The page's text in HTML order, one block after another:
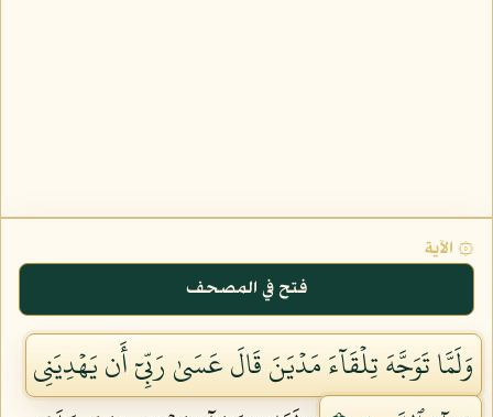
۞ الآية
فتح في المصحف
وَلَمَّا تَوَجَّهَ تِلۡقَآءَ مَدۡيَنَ قَالَ عَسَىٰ رَبِّيٓ أَن يَهۡدِيَنِي